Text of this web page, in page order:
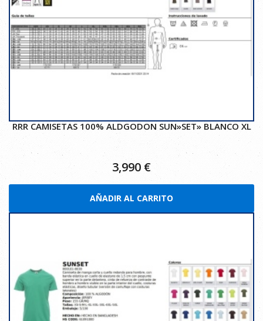
RRR CAMISETAS 100% ALDGODON SUN»SET» BLANCO XL
3,990€
AÑADIR AL CARRITO